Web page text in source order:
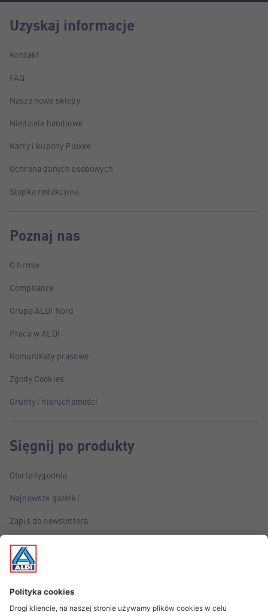
Uzyskaj informacje
Kontakt
FAQ
Nasze nowe sklepy
Niedziele handlowe
Karty i kupony Pluxee
Ochrona danych osobowych
Stopka redakcyjna
Poznaj nas
O firmie
Compliance
Grupa ALDI Nord
Praca w ALDI
Komunikaty prasowe
Zgody Cookies
Grunty i nieruchomości
Sięgnij po produkty
Oferta tygodnia
Najnowsze gazetki
Zapis do newslettera
Poznaj marki własne ALDI
Śledź wydarzenia!